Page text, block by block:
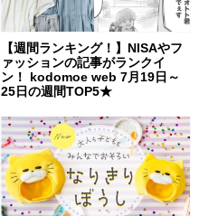
【週間ランキング！】NISAやフ
ァッションの記事がランクイ
ン！ kodomoe web 7月19日～
25日の週間TOP5★